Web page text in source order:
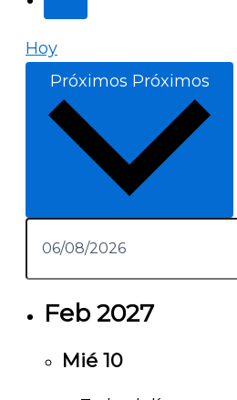
Hoy
Próximos Próximos
Feb 2027
Mié 10